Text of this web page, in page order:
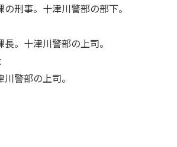
刑事。十津川警部の部下。
。十津川警部の上司。
警部の上司。